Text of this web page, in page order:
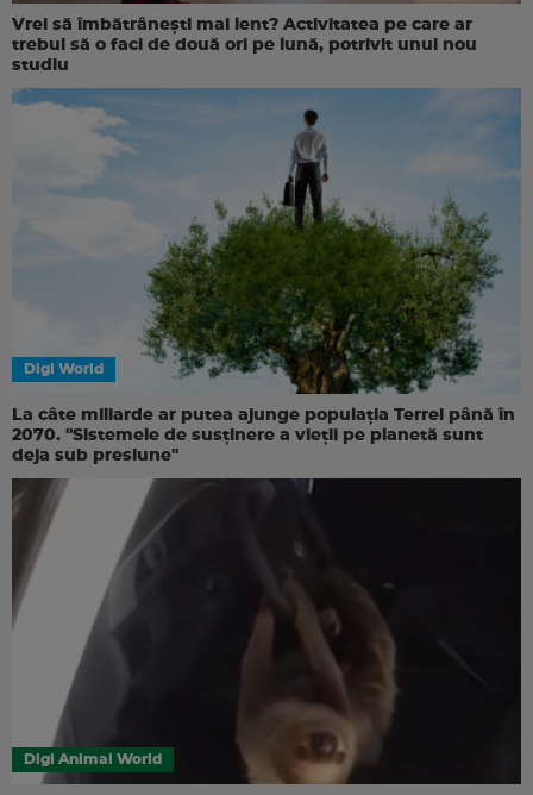
Vrei să îmbătrânești mai lent? Activitatea pe care ar
trebui să o faci de două ori pe lună, potrivit unui nou
studiu
Digi World
La câte miliarde ar putea ajunge populația Terrei până în
2070. "Sistemele de susținere a vieții pe planetă sunt
deja sub presiune"
Digi Animal World